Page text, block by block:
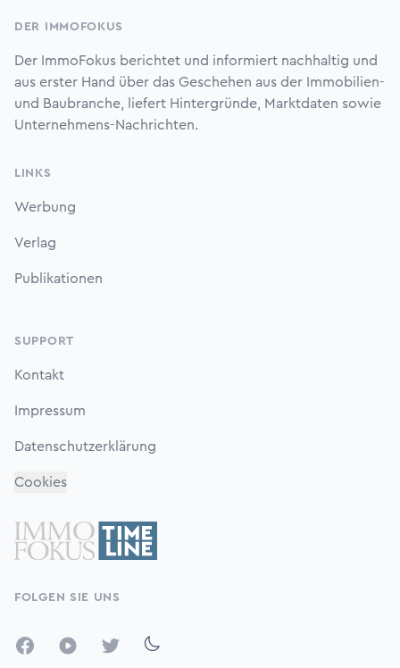
DER IMMOFOKUS
Der ImmoFokus berichtet und informiert nachhaltig und
aus erster Hand über das Geschehen aus der Immobilien-
und Baubranche, liefert Hintergründe, Marktdaten sowie
Unternehmens-Nachrichten.
LINKS
Werbung
Verlag
Publikationen
SUPPORT
Kontakt
Impressum
Datenschutzerklärung
Cookies
FOLGEN SIE UNS
FacebookYouTubeTwitter